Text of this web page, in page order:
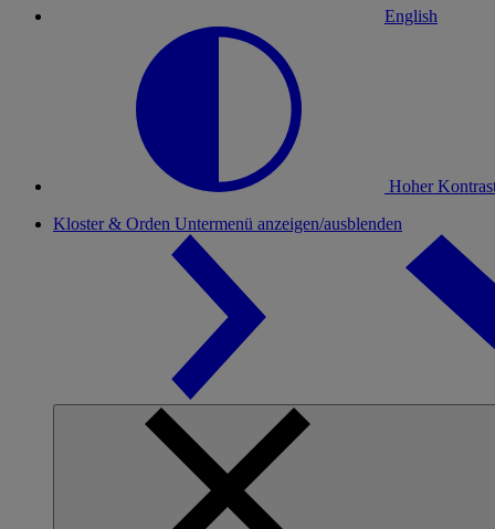
English
Hoher
Kloster & Orden Untermenü anzeigen/ausblenden